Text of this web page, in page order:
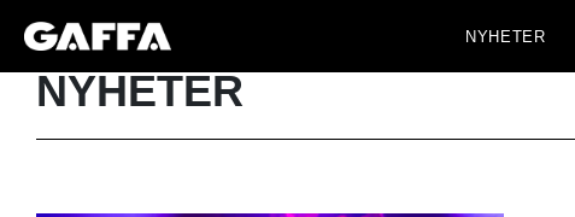
NYHETER
NYHETER